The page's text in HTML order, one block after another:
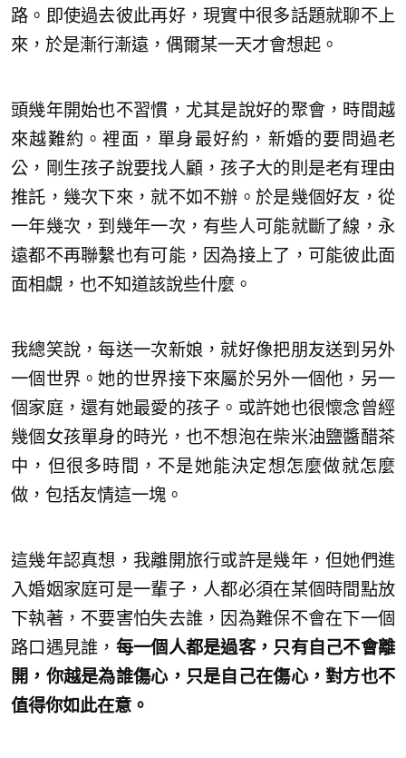
路。即使過去彼此再好，現實中很多話題就聊不上
來，於是漸行漸遠，偶爾某一天才會想起。
頭幾年開始也不習慣，尤其是說好的聚會，時間越
來越難約。裡面，單身最好約，新婚的要問過老
公，剛生孩子說要找人顧，孩子大的則是老有理由
推託，幾次下來，就不如不辦。於是幾個好友，從
一年幾次，到幾年一次，有些人可能就斷了線，永
遠都不再聯繫也有可能，因為接上了，可能彼此面
面相覷，也不知道該說些什麼。
我總笑說，每送一次新娘，就好像把朋友送到另外
一個世界。她的世界接下來屬於另外一個他，另一
個家庭，還有她最愛的孩子。或許她也很懷念曾經
幾個女孩單身的時光，也不想泡在柴米油鹽醬醋茶
中，但很多時間，不是她能決定想怎麼做就怎麼
做，包括友情這一塊。
這幾年認真想，我離開旅行或許是幾年，但她們進
入婚姻家庭可是一輩子，人都必須在某個時間點放
下執著，不要害怕失去誰，因為難保不會在下一個
路口遇見誰， 每一個人都是過客，只有自己不會離
開，你越是為誰傷心，只是自己在傷心，對方也不
值得你如此在意。